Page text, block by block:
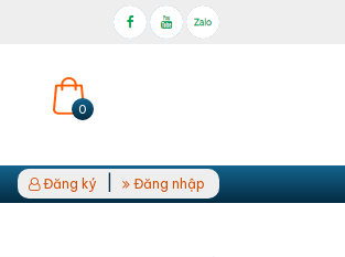
0
Đăng ký Đăng nhập